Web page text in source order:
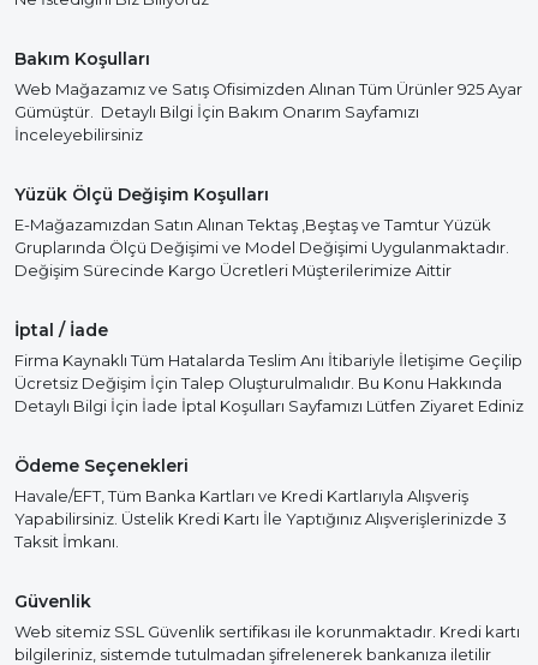
Bakım Koşulları
Web Mağazamız ve Satış Ofisimizden Alınan Tüm Ürünler 925 Ayar
Gümüştür. Detaylı Bilgi İçin Bakım Onarım Sayfamızı
İnceleyebilirsiniz
Yüzük Ölçü Değişim Koşulları
E-Mağazamızdan Satın Alınan Tektaş ,Beştaş ve Tamtur Yüzük
Gruplarında Ölçü Değişimi ve Model Değişimi Uygulanmaktadır.
Değişim Sürecinde Kargo Ücretleri Müşterilerimize Aittir
İptal / İade
Firma Kaynaklı Tüm Hatalarda Teslim Anı İtibariyle İletişime Geçilip
Ücretsiz Değişim İçin Talep Oluşturulmalıdır. Bu Konu Hakkında
Detaylı Bilgi İçin İade İptal Koşulları Sayfamızı Lütfen Ziyaret Ediniz
Ödeme Seçenekleri
Havale/EFT, Tüm Banka Kartları ve Kredi Kartlarıyla Alışveriş
Yapabilirsiniz. Üstelik Kredi Kartı İle Yaptığınız Alışverişlerinizde 3
Taksit İmkanı.
Güvenlik
Web sitemiz SSL Güvenlik sertifikası ile korunmaktadır. Kredi kartı
bilgileriniz, sistemde tutulmadan şifrelenerek bankanıza iletilir